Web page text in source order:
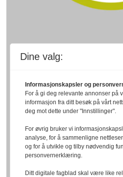
Dine valg:
Informasjonskapsler og
For å gi deg relevante annonser på
informasjon fra ditt besøk på vårt
deg mot dette under "Innstillinger".
For øvrig bruker vi
analyse, for å sammenligne
og for å utvikle og tilby nødvendig
personvernerklæring.
Ditt digitale fagblad skal være like